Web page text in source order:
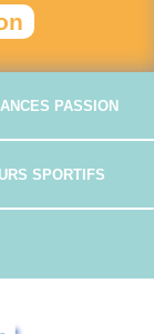
PASSION
SPORTIFS